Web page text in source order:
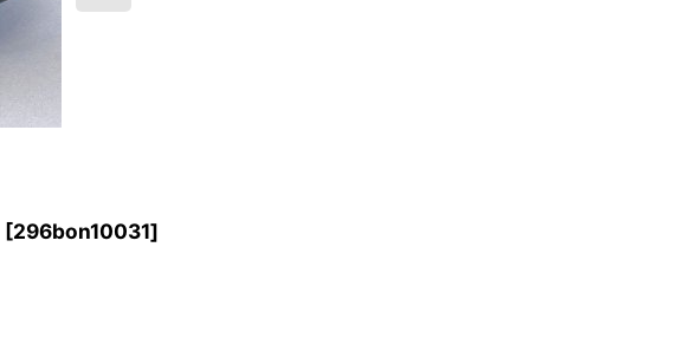
[296bon10031]